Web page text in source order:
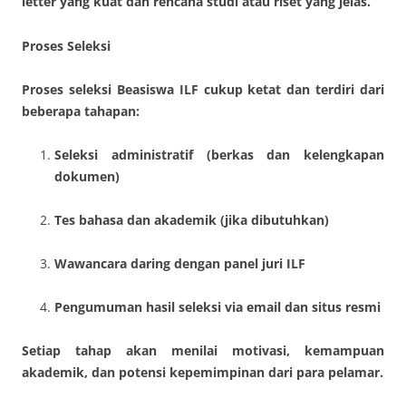
Proses Seleksi
Proses seleksi Beasiswa ILF cukup ketat dan terdiri dari
beberapa tahapan:
Seleksi administratif (berkas dan kelengkapan
dokumen)
Tes bahasa dan akademik (jika dibutuhkan)
Wawancara daring dengan panel juri ILF
Pengumuman hasil seleksi via email dan situs resmi
Setiap tahap akan menilai motivasi, kemampuan
akademik, dan potensi kepemimpinan dari para pelamar.